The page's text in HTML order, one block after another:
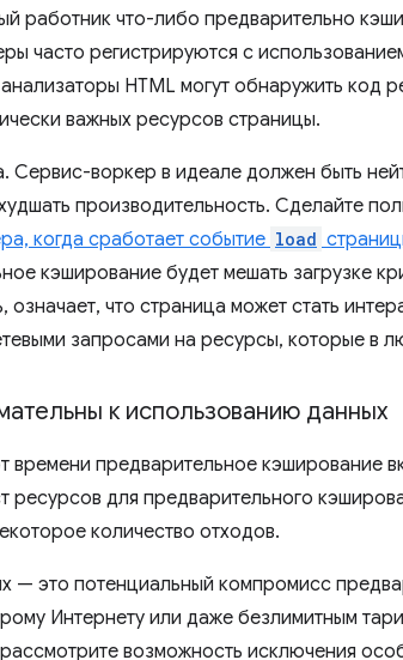
работник что-либо предварительно
часто регистрируются с
HTML могут обнаружить код
важных ресурсов страницы.
Сервис-воркер в идеале должен быть
производительность. Сделайте
когда сработает событие load
кэширование будет мешать загрузке
означает, что страница может стать
запросами на ресурсы, которые в
к использованию данных
времени предварительное кэширование
ресурсов для предварительного
количество отходов.
— это потенциальный компромисс
Интернету или даже безлимитным
возможность исключения